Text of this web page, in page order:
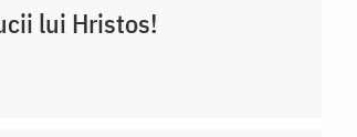
lui Hristos!